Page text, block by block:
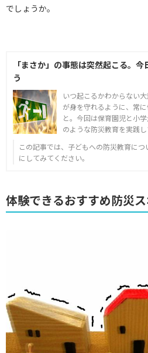
でしょうか。
「まさか」の事態は突然起こる。
う
いつ起こるかわからない
が身を守れるように、常
と。今回は保育園児と小
のような防災教育を実践し
この記事では、子どもへの防災教育に
にしてみてください。
体験できるおすすめ防災